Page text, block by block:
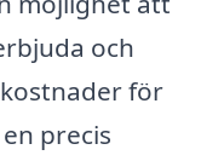
och
för
precis